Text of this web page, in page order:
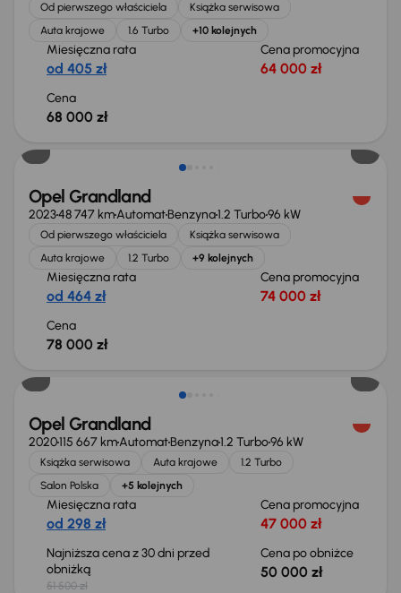
Od pierwszego właściciela
Książka serwisowa
Auta krajowe
1.6 Turbo +10 kolejnych
Miesięczna rata
od 405 zł
Cena promocyjna
64 000 zł
Cena
68 000 zł
Możliwość odliczenia VAT
Opel Grandland
202348 747 kmAutomatBenzyna1.2 Turbo96 kW
Od pierwszego właściciela
Książka serwisowa
Auta krajowe
1.2 Turbo +9 kolejnych
Miesięczna rata
od 464 zł
Cena promocyjna
74 000 zł
Cena
78 000 zł
Taniej o 1 500 zł
Opel Grandland
2020115 667 kmAutomatBenzyna1.2 Turbo96 kW
Książka serwisowa Auta krajowe
1.2 Turbo
Salon Polska
+5 kolejnych
Miesięczna rata
od 298 zł
Cena promocyjna
47 000 zł
Najniższa cena z 30 dni przed
obniżką
51 500 zł
Cena po obniżce
50 000 zł